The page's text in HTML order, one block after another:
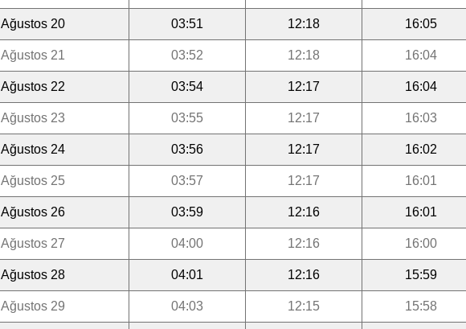
Ağustos 20 03:51 12:18 16:05
Ağustos 21 03:52 12:18 16:04
Ağustos 22 03:54 12:17 16:04
Ağustos 23 03:55 12:17 16:03
Ağustos 24 03:56 12:17 16:02
Ağustos 25 03:57 12:17 16:01
Ağustos 26 03:59 12:16 16:01
Ağustos 27 04:00 12:16 16:00
Ağustos 28 04:01 12:16 15:59
Ağustos 29 04:03 12:15 15:58